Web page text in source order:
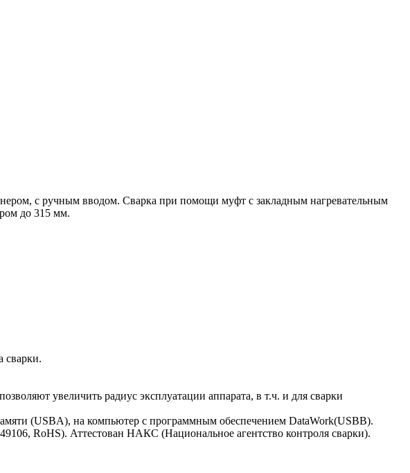
с ручным вводом. Сварка при помощи муфт с закладным нагревательным
до 315 мм.
сварки.
увеличить радиус эксплуатации аппарата, в т.ч. и для сварки
(USBA), на компьютер с программным обеспечением DataWork(USBB).
RoHS). Аттестован НАКС (Национальное агентство контроля сварки).